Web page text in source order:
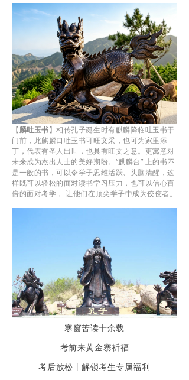
【麟吐玉书】相传孔子诞生时有麒麟降临吐玉书于
门前，此麒麟口吐玉书可旺文采，也可为家里添
丁，代表有圣人出世，也具有旺文之意。更寓意对
未来成为杰出人士的美好期盼。“麒麟台” 上的书不
是一般的书，可以令学子思维活跃、头脑清醒，这
样既可以轻松的面对读书学习压力，也可以信心百
倍的面对考学， 让他们在顶尖学子中成为佼佼者。
寒窗苦读十余载
考前来黄金寨祈福
考后放松丨解锁考生专属福利